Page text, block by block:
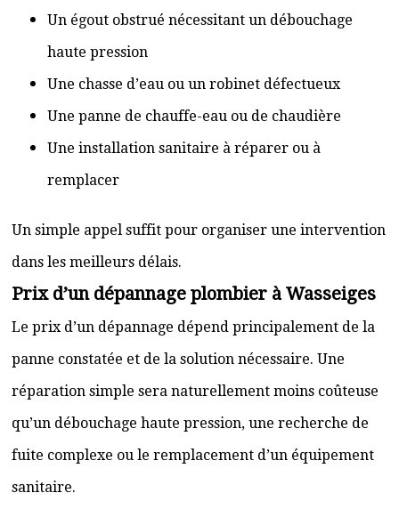
Un égout obstrué nécessitant un débouchage
haute pression
Une chasse d’eau ou un robinet défectueux
Une panne de chauffe-eau ou de chaudière
Une installation sanitaire à réparer ou à
remplacer
Un simple appel suffit pour organiser une intervention
dans les meilleurs délais.
Prix d’un dépannage plombier à Wasseiges
Le prix d’un dépannage dépend principalement de la
panne constatée et de la solution nécessaire. Une
réparation simple sera naturellement moins coûteuse
qu’un débouchage haute pression, une recherche de
fuite complexe ou le remplacement d’un équipement
sanitaire.